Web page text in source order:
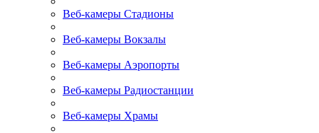
Веб-камеры Стадионы
Веб-камеры Вокзалы
Веб-камеры Аэропорты
Веб-камеры Радиостанции
Веб-камеры Храмы